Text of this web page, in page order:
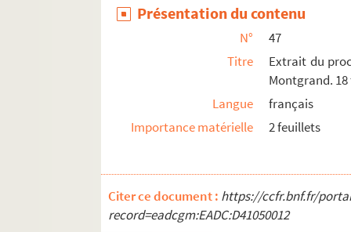
Présentation du contenu
N°
47
Titre
Extrait du
Montgrand.
Langue
français
Importance matérielle
2 feuillets
Citer ce document : https://ccfr.bnf.fr/
record=eadcgm:EADC:D41050012